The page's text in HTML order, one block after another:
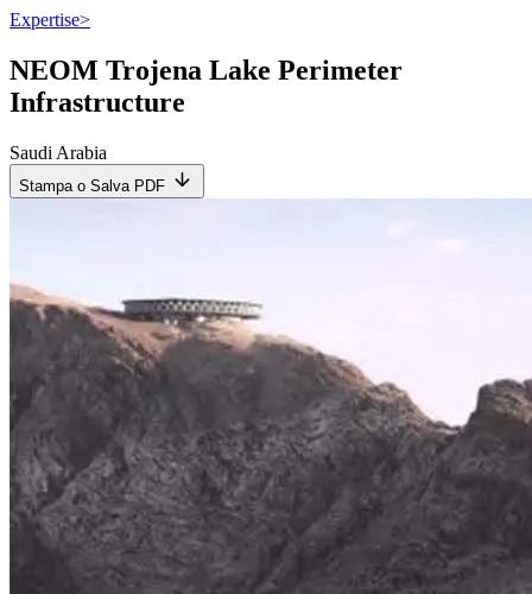
Expertise>
NEOM Trojena Lake Perimeter
Infrastructure
Saudi Arabia
Stampa o Salva PDF